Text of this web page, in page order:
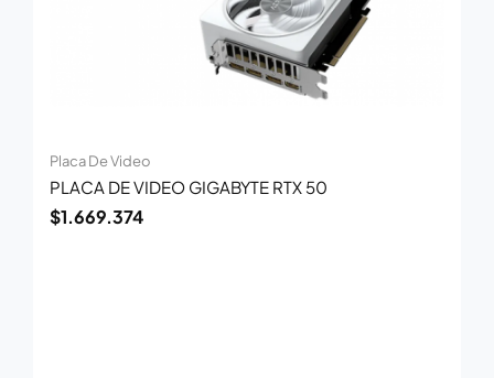
Placa De Video
PLACA DE VIDEO GIGABYTE RTX 50
$1.669.374